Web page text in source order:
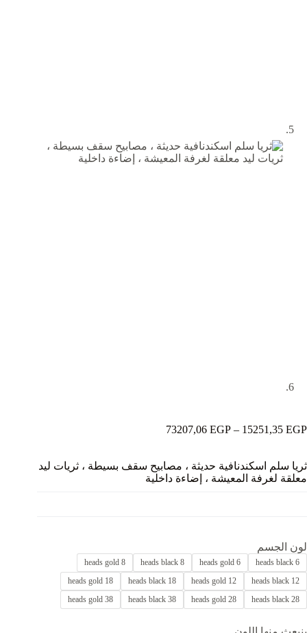
15251,35 EGP
–
73207,06 EGP
خلال
ثريا سلم اسكندنافية حديثة ، مصابيح سقف بسيطة ، ثريات ليد
معلقة لغرفة المعيشة ، إضاءة داخلية
لون الجسم
6 heads black
6 heads gold
8 heads black
8 heads gold
12 heads black
12 heads gold
18 heads black
18 heads gold
28 heads black
28 heads gold
38 heads black
38 heads gold